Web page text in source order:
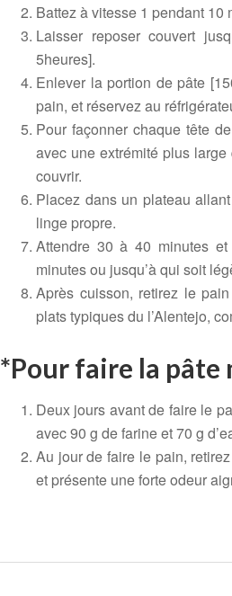
Battez à vitesse 1 pendant 10
Laisser reposer couvert
5heures].
Enlever la portion de pâte
pain, et réservez au
Pour façonner chaque tête
avec une extrémité plus
couvrir.
Placez dans un plateau
linge propre.
Attendre 30 à 40 minutes
minutes ou jusqu’à qui soit
Après cuisson, retirez le
plats typiques du l’Alentejo,
*Pour faire la pâte
Deux jours avant de faire le
avec 90 g de farine et 70 g
Au jour de faire le pain,
et présente une forte odeur